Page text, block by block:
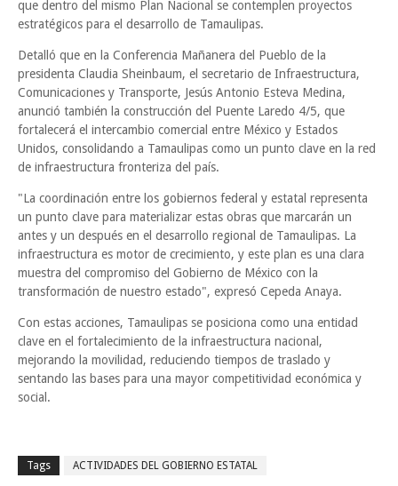
que dentro del mismo Plan Nacional se contemplen proyectos
estratégicos para el desarrollo de Tamaulipas.
Detalló que en la Conferencia Mañanera del Pueblo de la
presidenta Claudia Sheinbaum, el secretario de Infraestructura,
Comunicaciones y Transporte, Jesús Antonio Esteva Medina,
anunció también la construcción del Puente Laredo 4/5, que
fortalecerá el intercambio comercial entre México y Estados
Unidos, consolidando a Tamaulipas como un punto clave en la red
de infraestructura fronteriza del país.
"La coordinación entre los gobiernos federal y estatal representa
un punto clave para materializar estas obras que marcarán un
antes y un después en el desarrollo regional de Tamaulipas. La
infraestructura es motor de crecimiento, y este plan es una clara
muestra del compromiso del Gobierno de México con la
transformación de nuestro estado", expresó Cepeda Anaya.
Con estas acciones, Tamaulipas se posiciona como una entidad
clave en el fortalecimiento de la infraestructura nacional,
mejorando la movilidad, reduciendo tiempos de traslado y
sentando las bases para una mayor competitividad económica y
social.
Tags ACTIVIDADES DEL GOBIERNO ESTATAL